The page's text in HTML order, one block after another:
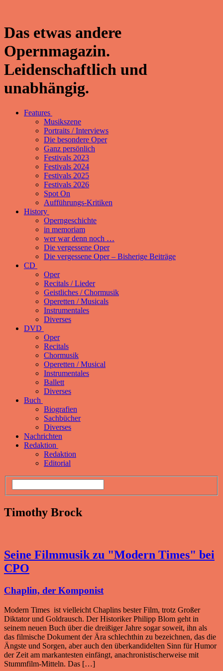
Das etwas andere
Opernmagazin.
Leidenschaftlich und
unabhängig.
Features
Musikszene
Portraits / Interviews
Die besondere Oper
Ganz persönlich
Festivals 2023
Festivals 2024
Festivals 2025
Festivals 2026
Spot On
Aufführungs-Kritiken
History
Operngeschichte
in memoriam
wer war denn noch …
Die vergessene Oper
Die vergessene Oper – Bisherige Beiträge
CD
Oper
Recitals / Lieder
Geistliches / Chormusik
Operetten / Musicals
Instrumentales
Diverses
DVD
Oper
Recitals
Chormusik
Operetten / Musical
Instrumentales
Ballett
Diverses
Buch
Biografien
Sachbücher
Diverses
Nachrichten
Redaktion
Redaktion
Editorial
Timothy Brock
Seine Filmmusik zu "Modern Times" bei
CPO
Chaplin, der Komponist
Modern Times ist vielleicht Chaplins bester Film, trotz Großer
Diktator und Goldrausch. Der Historiker Philipp Blom geht in
seinem neuen Buch über die dreißiger Jahre sogar soweit, ihn als
das filmische Dokument der Ära schlechthin zu bezeichnen, das die
Ängste und Sorgen, aber auch den überkandidelten Sinn für Humor
der Zeit am markantesten einfängt, anachronistischerweise mit
Stummfilm-Mitteln. Das […]